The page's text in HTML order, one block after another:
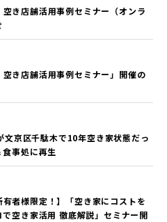
き店舗活用事例セミナー（オンラ
き店舗活用事例セミナー」開催の
文京区千駄木で10年空き家状態だっ
事処に再生
者様限定！】「空き家にコストを
空き家活用 徹底解説」セミナー開